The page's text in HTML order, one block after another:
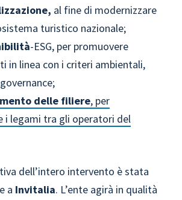
al fine di modernizzare
turistico nazionale;
-ESG, per promuovere
in linea con i criteri ambientali,
delle filiere, per
i legami tra gli operatori del
dell’intero intervento è stata
a Invitalia. L’ente agirà in qualità